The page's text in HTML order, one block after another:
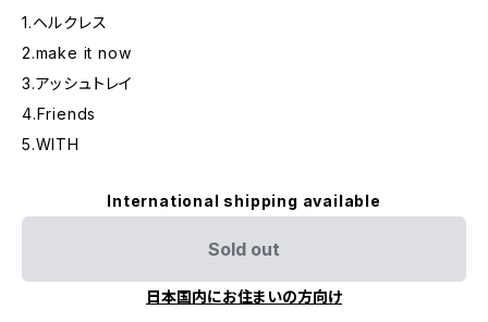
1.ヘルクレス
2.make it now
3.アッシュトレイ
4.Friends
5.WITH
International shipping available
Sold out
日本国内にお住まいの方向け